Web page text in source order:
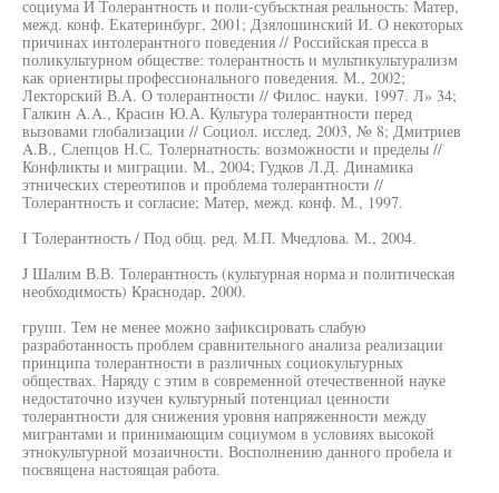
социума И Толерантность и поли-субъсктная реальность: Матер,
межд. конф. Екатеринбург, 2001; Дзялошинский И. О некоторых
причинах интолерантного поведения // Российская пресса в
поликультурном обществе: толерантность и мультикультурализм
как ориентиры профессионального поведения. М., 2002;
Лекторский В.А. О толерантности // Филос. науки. 1997. Л» 34;
Галкин A.A., Красин Ю.А. Культура толерантности перед
вызовами глобализации // Социол. исслед, 2003, № 8; Дмитриев
A.B., Слепцов Н.С. Толернатность: возможности и пределы //
Конфликты и миграции. М., 2004; Гудков Л.Д. Динамика
этнических стереотипов и проблема толерантности //
Толерантность и согласие; Матер, межд. конф. М., 1997.
I Толерантность / Под общ. ред. М.П. Мчедлова. М., 2004.
J Шалим В.В. Толерантность (культурная норма и политическая
необходимость) Краснодар, 2000.
групп. Тем не менее можно зафиксировать слабую
разработанность проблем сравнительного анализа реализации
принципа толерантности в различных социокультурных
обществах. Наряду с этим в современной отечественной науке
недостаточно изучен культурный потенциал ценности
толерантности для снижения уровня напряженности между
мигрантами и принимающим социумом в условиях высокой
этнокультурной мозаичности. Восполнению данного пробела и
посвящена настоящая работа.